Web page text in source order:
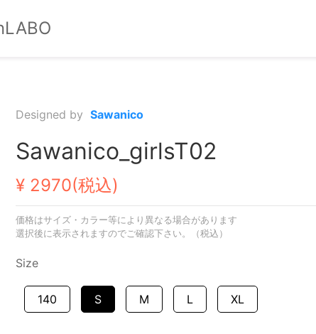
Designed by Sawanico
Sawanico_girlsT02
¥ 2970(税込)
価格はサイズ・カラー等により異なる場合があります
選択後に表示されますのでご確認下さい。（税込）
Size
140 S M L XL